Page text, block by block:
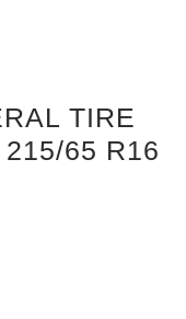
TIRE
65 R16